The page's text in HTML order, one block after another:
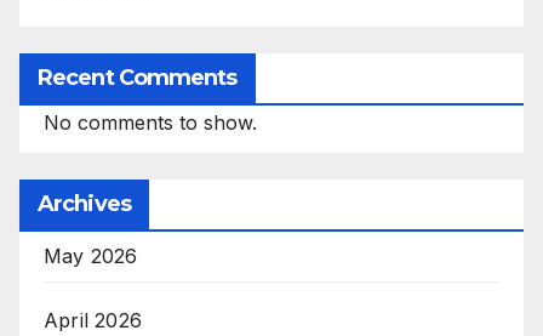
Recent Comments
No comments to show.
Archives
May 2026
April 2026